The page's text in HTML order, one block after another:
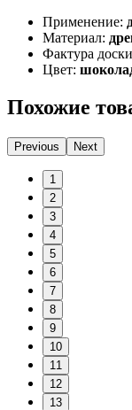
Применение:
Материал:
Фактура
Цвет:
Похожие
Previous Next
1
2
3
4
5
6
7
8
9
10
11
12
13